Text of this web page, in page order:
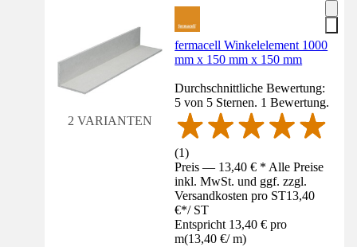
2 VARIANTEN
fermacell Winkelelement 1000
mm x 150 mm x 150 mm
Durchschnittliche Bewertung:
5 von 5 Sternen. 1 Bewertung.
(1)
Preis — 13,40 € * Alle Preise
inkl. MwSt. und ggf. zzgl.
Versandkosten pro ST13,40
€*/ ST
Entspricht 13,40 € pro
m(13,40 €/ m)